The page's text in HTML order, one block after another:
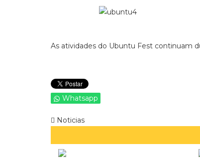
As atividades do Ubuntu Fest continuam
Whatsapp
Noticias